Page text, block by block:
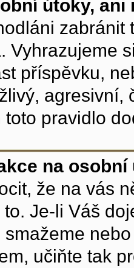
útoky, ani
zabránit
Vyhrazujeme
příspěvku,
agresivní,
toto pravidlo
na
že na vás
Je-li Váš
učiňte tak